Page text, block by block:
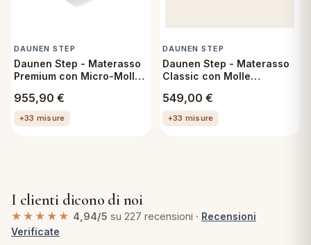
DAUNEN STEP
Daunen Step - Materasso
Premium con Micro-Molle
80x190 cm
955,90 €
+33 misure
DAUNEN STEP
Daunen Step - Materasso
Classic con Molle
549,00 €
+33 misure
I clienti dicono di noi
★★★★★ 4,94/5 su 227 recensioni · Recensioni
Verificate